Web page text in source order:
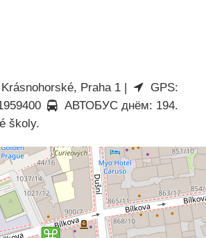
Praha 1 |
GPS:
АВТОБУС днём: 194.
školy.